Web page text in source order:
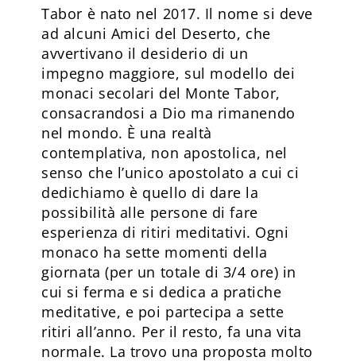
Tabor è nato nel 2017. Il nome si deve
ad alcuni Amici del Deserto, che
avvertivano il desiderio di un
impegno maggiore, sul modello dei
monaci secolari del Monte Tabor,
consacrandosi a Dio ma rimanendo
nel mondo. È una realtà
contemplativa, non apostolica, nel
senso che l’unico apostolato a cui ci
dedichiamo è quello di dare la
possibilità alle persone di fare
esperienza di ritiri meditativi. Ogni
monaco ha sette momenti della
giornata (per un totale di 3/4 ore) in
cui si ferma e si dedica a pratiche
meditative, e poi partecipa a sette
ritiri all’anno. Per il resto, fa una vita
normale. La trovo una proposta molto